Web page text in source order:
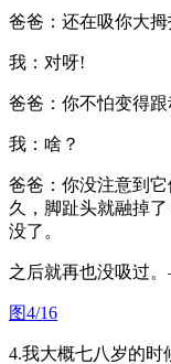
爸爸：还在吸你大拇
我：对呀!
爸爸：你不怕变得
我：啥？
爸爸：你没注意到
久，脚趾头就融掉
没了。
之后就再也没吸过。
图4/16
4.我大概七八岁的时